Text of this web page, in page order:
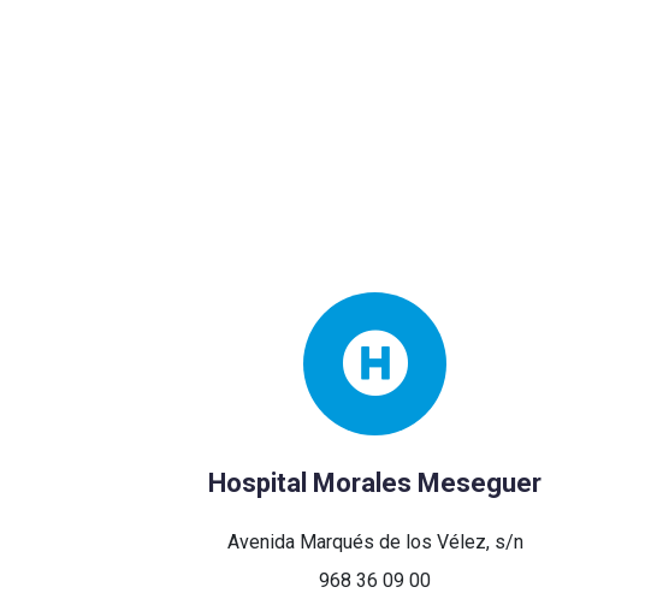
Hospital Morales Meseguer
Avenida Marqués de los Vélez, s/n
968 36 09 00